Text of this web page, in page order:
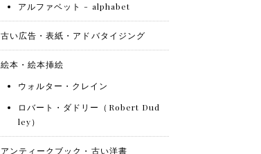
アルファベット - alphabet
古い広告・表紙・アドバタイジング
絵本・絵本挿絵
ウォルター・クレイン
ロバート・ダドリー（Robert Dud
ley）
アンティークブック・古い洋書